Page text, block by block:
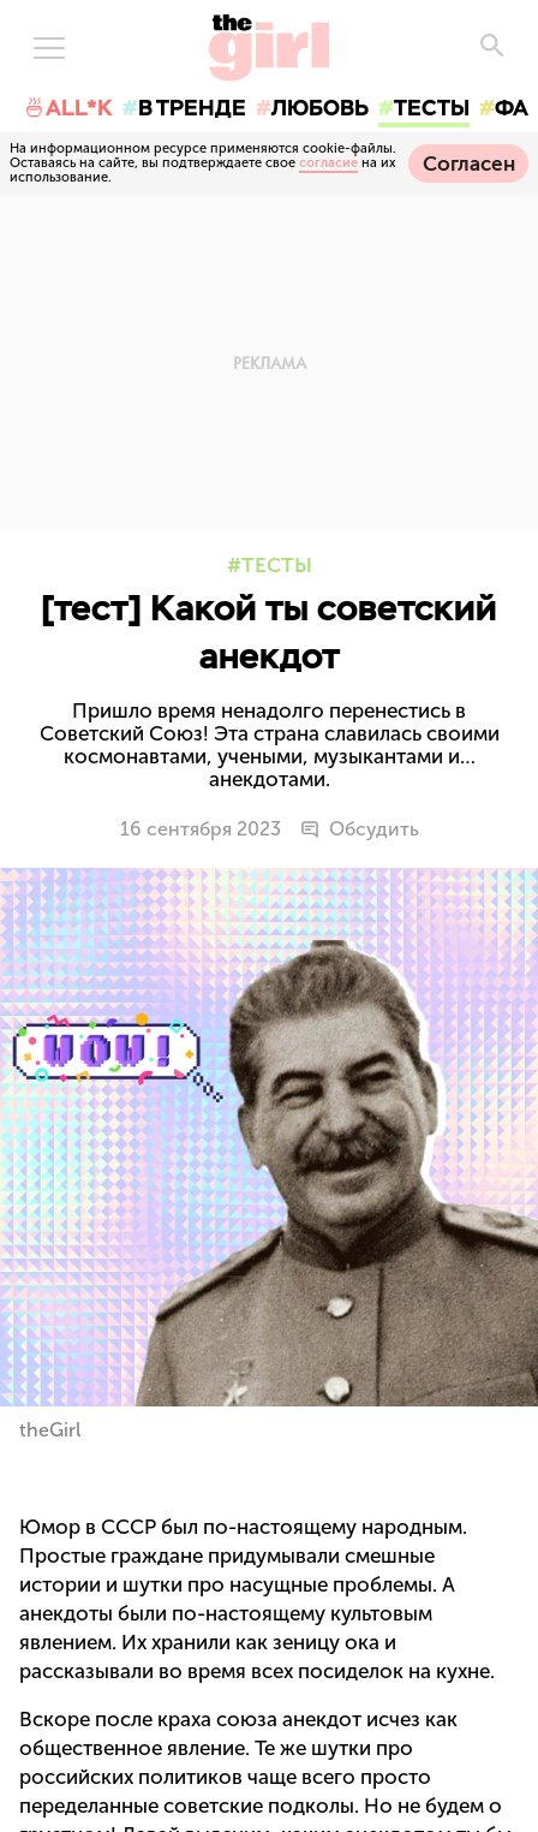
🍜ALL*K В ТРЕНДЕ ЛЮБОВЬ ТЕСТЫ
На информационном ресурсе применяются cookie-файлы.
Оставаясь на сайте, вы подтверждаете свое согласие на их
использование.
Согласен
ТЕСТЫ
[тест] Какой ты советский
анекдот
Пришло время ненадолго перенестись в
Советский Союз! Эта страна славилась своими
космонавтами, учеными, музыкантами и…
анекдотами.
16 сентября 2023 Обсудить
theGirl
Юмор в СССР был по-настоящему народным.
Простые граждане придумывали смешные
истории и шутки про насущные проблемы. А
анекдоты были по-настоящему культовым
явлением. Их хранили как зеницу ока и
рассказывали во время всех посиделок на кухне.
Вскоре после краха союза анекдот исчез как
общественное явление. Те же шутки про
российских политиков чаще всего просто
переделанные советские подколы. Но не будем о